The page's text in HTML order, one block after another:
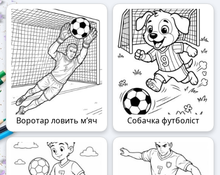
Воротар ловить м’яч Собачка футболіст